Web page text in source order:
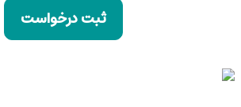
ثبت درخواست